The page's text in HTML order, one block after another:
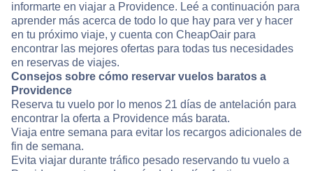
informarte en viajar a Providence. Leé a continuación para
aprender más acerca de todo lo que hay para ver y hacer
en tu próximo viaje, y cuenta con CheapOair para
encontrar las mejores ofertas para todas tus necesidades
en reservas de viajes.
Consejos sobre cómo reservar vuelos baratos a
Providence
Reserva tu vuelo por lo menos 21 días de antelación para
encontrar la oferta a Providence más barata.
Viaja entre semana para evitar los recargos adicionales de
fin de semana.
Evita viajar durante tráfico pesado reservando tu vuelo a